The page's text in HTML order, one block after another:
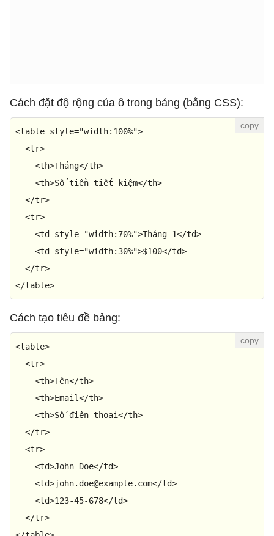
Cách đặt độ rộng của ô trong bảng (bằng CSS):
<table style="width:100%">
<tr>
<th>Tháng</th>
<th>Số tiền tiết kiệm</th>
</tr>
<tr>
<td style="width:70%">Tháng 1</td>
<td style="width:30%">$100</td>
</tr>
</table>
Cách tạo tiêu đề bảng:
<table>
<tr>
<th>Tên</th>
<th>Email</th>
<th>Số điện thoại</th>
</tr>
<tr>
<td>John Doe</td>
<td>john.doe@example.com</td>
<td>123-45-678</td>
</tr>